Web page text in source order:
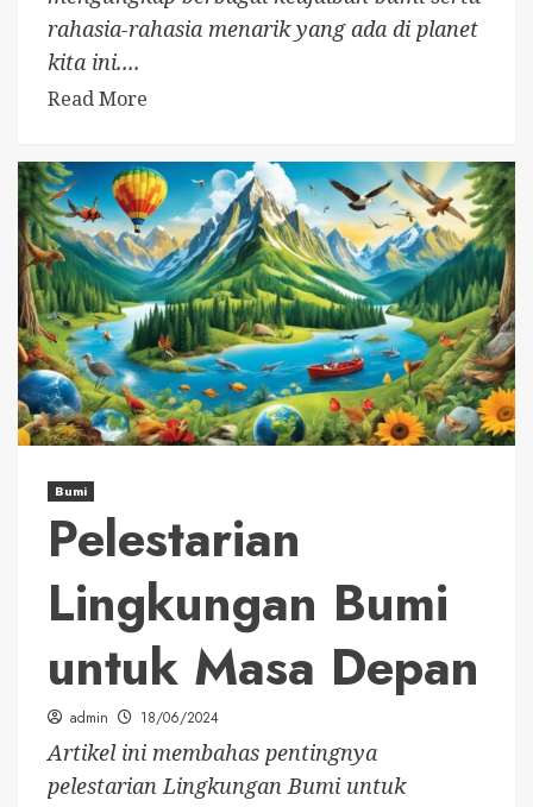
rahasia-rahasia menarik yang ada di planet
kita ini....
Read More
Bumi
Pelestarian
Lingkungan Bumi
untuk Masa Depan
admin 18/06/2024
Artikel ini membahas pentingnya
pelestarian Lingkungan Bumi untuk